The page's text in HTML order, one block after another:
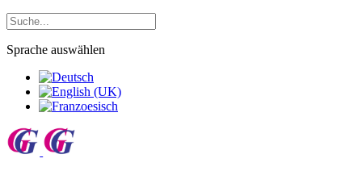
Sprache auswählen